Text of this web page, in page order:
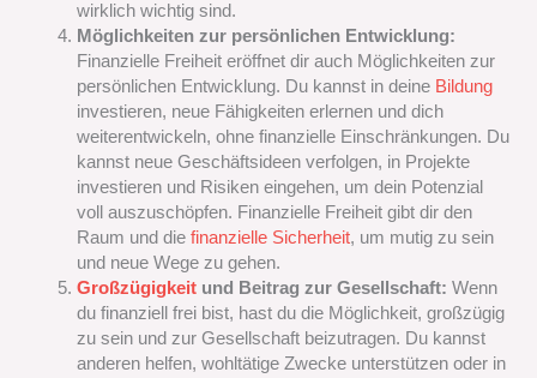
wirklich wichtig sind.
Möglichkeiten zur persönlichen Entwicklung:
Finanzielle Freiheit eröffnet dir auch Möglichkeiten zur
persönlichen Entwicklung. Du kannst in deine Bildung
investieren, neue Fähigkeiten erlernen und dich
weiterentwickeln, ohne finanzielle Einschränkungen. Du
kannst neue Geschäftsideen verfolgen, in Projekte
investieren und Risiken eingehen, um dein Potenzial
voll auszuschöpfen. Finanzielle Freiheit gibt dir den
Raum und die finanzielle Sicherheit, um mutig zu sein
und neue Wege zu gehen.
Großzügigkeitund Beitrag zur Gesellschaft: Wenn
du finanziell frei bist, hast du die Möglichkeit, großzügig
zu sein und zur Gesellschaft beizutragen. Du kannst
anderen helfen, wohltätige Zwecke unterstützen oder in